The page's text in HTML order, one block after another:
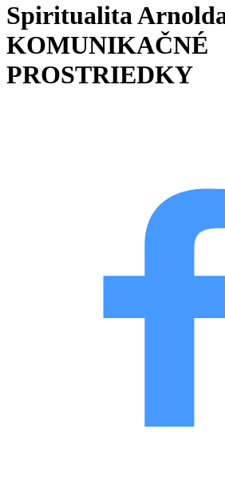
Spiritualita
KOMUNIKAČNÉ
PROSTRIEDKY